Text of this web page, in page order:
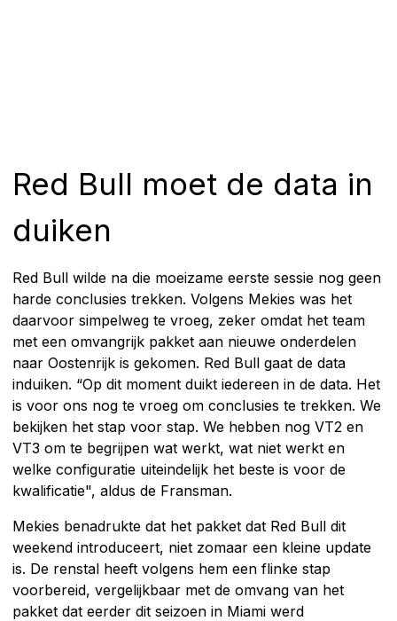
Red Bull moet de data in
duiken
Red Bull wilde na die moeizame eerste sessie nog geen
harde conclusies trekken. Volgens Mekies was het
daarvoor simpelweg te vroeg, zeker omdat het team
met een omvangrijk pakket aan nieuwe onderdelen
naar Oostenrijk is gekomen. Red Bull gaat de data
induiken. “Op dit moment duikt iedereen in de data. Het
is voor ons nog te vroeg om conclusies te trekken. We
bekijken het stap voor stap. We hebben nog VT2 en
VT3 om te begrijpen wat werkt, wat niet werkt en
welke configuratie uiteindelijk het beste is voor de
kwalificatie", aldus de Fransman.
Mekies benadrukte dat het pakket dat Red Bull dit
weekend introduceert, niet zomaar een kleine update
is. De renstal heeft volgens hem een flinke stap
voorbereid, vergelijkbaar met de omvang van het
pakket dat eerder dit seizoen in Miami werd